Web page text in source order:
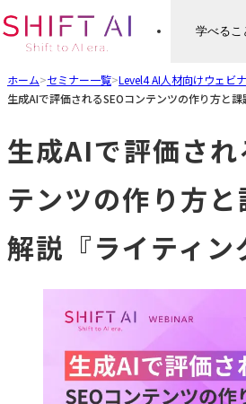
学べるこ
ホーム>セミナー一覧>Level4 AI人材向けウェビ
生成AIで評価されるSEOコンテンツの作り方と課
生成AIで評価さ
テンツの作り方
解説『ライティン